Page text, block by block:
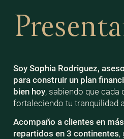
Soy Sophia Rodriguez,
para construir un plan
bien hoy, sabiendo que cada
fortaleciendo tu tranquilidad
Acompaño a clientes en
repartidos en 3 continentes,